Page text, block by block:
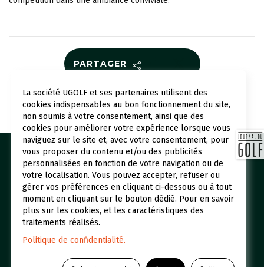
PARTAGER
Revenir aux actualités
Nos golfs
Réserver un green fee
Espace abonné
Initiations
Qui sommes-nous ?
UGOLF Academy
Restaurants et Hôtels
Actualités
Foire aux questions
La société UGOLF et ses partenaires utilisent des
cookies indispensables au bon fonctionnement du site,
non soumis à votre consentement, ainsi que des
cookies pour améliorer votre expérience lorsque vous
naviguez sur le site et, avec votre consentement, pour
vous proposer du contenu et/ou des publicités
personnalisées en fonction de votre navigation ou de
votre localisation. Vous pouvez accepter, refuser ou
gérer vos préférences en cliquant ci-dessous ou à tout
moment en cliquant sur le bouton dédié. Pour en savoir
plus sur les cookies, et les caractéristiques des
traitements réalisés.
Politique de confidentialité.